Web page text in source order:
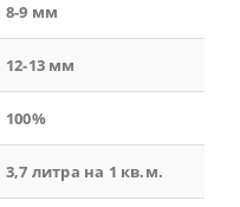
8-9 мм
12-13 мм
100%
3,7 литра на 1 кв.м.